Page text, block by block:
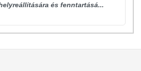
és fenntartásá...